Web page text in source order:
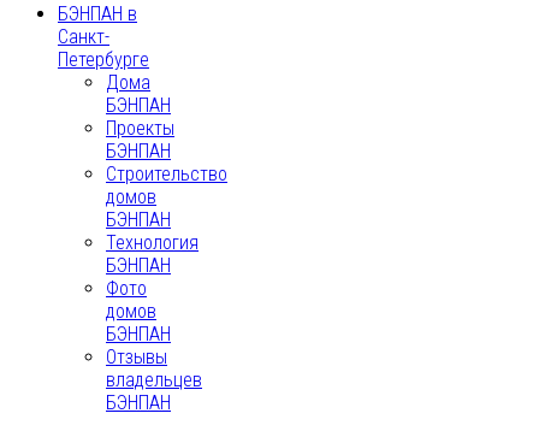
БЭНПАН в
Санкт-
Петербурге
Дома
БЭНПАН
Проекты
БЭНПАН
Строительство
домов
БЭНПАН
Технология
БЭНПАН
Фото
домов
БЭНПАН
Отзывы
владельцев
БЭНПАН